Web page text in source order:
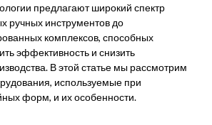
предлагают широкий спектр
ручных инструментов до
комплексов, способных
эффективность и снизить
В этой статье мы рассмотрим
используемые при
форм, и их особенности.